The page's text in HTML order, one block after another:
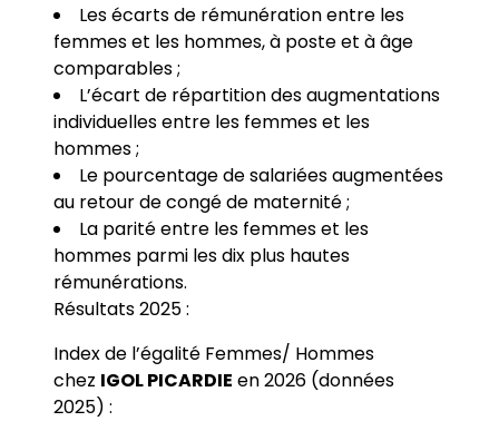
Les écarts de rémunération entre les
femmes et les hommes, à poste et à âge
comparables ;
L’écart de répartition des augmentations
individuelles entre les femmes et les
hommes ;
Le pourcentage de salariées augmentées
au retour de congé de maternité ;
La parité entre les femmes et les
hommes parmi les dix plus hautes
rémunérations.
Résultats 2025 :
Index de l’égalité Femmes/ Hommes
chez IGOL PICARDIE en 2026 (données
2025) :